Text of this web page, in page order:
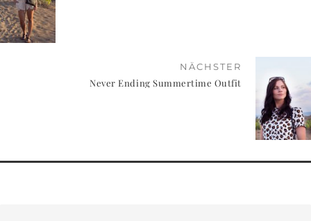
NÄCHSTER
Never Ending Summertime Outfit